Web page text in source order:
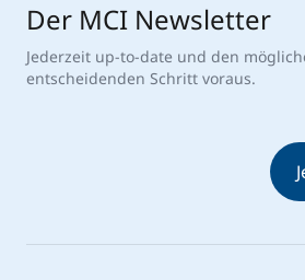
Der MCI Newsletter
Jederzeit up-to-date und den
entscheidenden Schritt voraus.